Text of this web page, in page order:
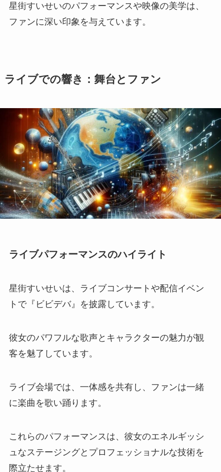
星街すいせいのパフォーマンスや映像の美学は、
ファンに深い印象を与えています。
ライブでの響き：舞台とファン
ライブパフォーマンスのハイライト
星街すいせいは、ライブコンサートや配信イベン
トで『ビビデバ』を披露しています。
彼女のパワフルな歌声とキャラクターの魅力が観
客を魅了しています。
ライブ会場では、一体感を共有し、ファンは一緒
に楽曲を歌い踊ります。
これらのパフォーマンスは、彼女のエネルギッシ
ュなステージングとプロフェッショナルな技術を
際立たせます。